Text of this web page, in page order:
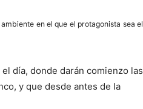
en el que el protagonista sea el
día, donde darán comienzo las
y que desde antes de la